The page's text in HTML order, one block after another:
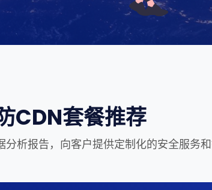
CDN套餐推荐
析报告，向客户提供定制化的安全服务和